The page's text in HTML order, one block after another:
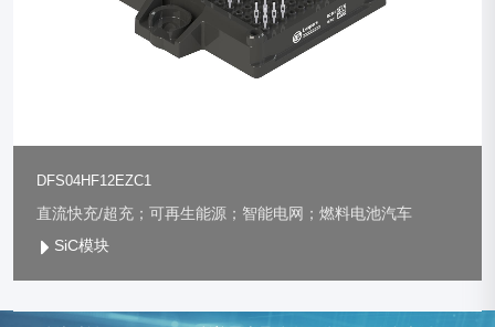
DFS04HF12EZC1
直流快充/超充；可再生能源；智能电网；燃料电池汽车
SiC模块